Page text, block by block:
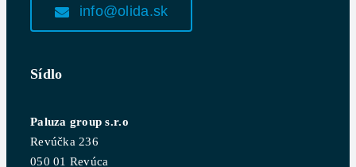
info@olida.sk
Sídlo
Paluza group s.r.o
Revúčka 236
050 01 Revúca